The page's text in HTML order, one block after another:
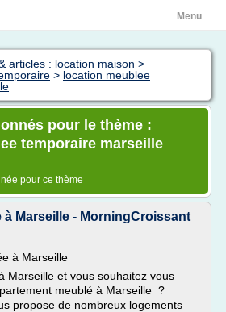
Menu
articles : location maison >
> location meublee
pour le thème :
temporaire marseille
pour ce thème
à Marseille - MorningCroissant
à Marseille
Marseille et vous souhaitez vous
meublé à Marseille ?
propose de nombreux logements